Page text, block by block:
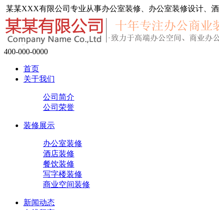
某某XXX有限公司专业从事办公室装修、办公室装修设计、
400-000-0000
首页
关于我们
公司简介
公司荣誉
装修展示
办公室装修
酒店装修
餐饮装修
写字楼装修
商业空间装修
新闻动态